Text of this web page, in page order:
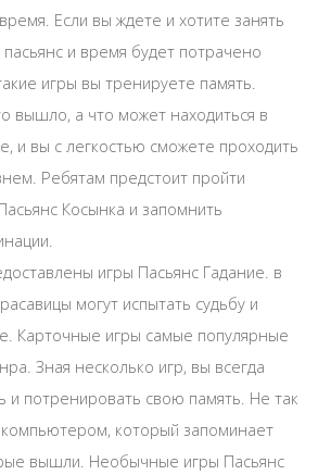
Если вы ждете и хотите занять
и время будет потрачено
игры вы тренируете память.
вышло, а что может находиться в
и вы с легкостью сможете проходить
Ребятам предстоит пройти
Косынка и запомнить
игры Пасьянс Гадание. в
могут испытать судьбу и
Карточные игры самые популярные
Зная несколько игр, вы всегда
и потренировать свою память. Не так
компьютером, который запоминает
вышли. Необычные игры Пасьянс